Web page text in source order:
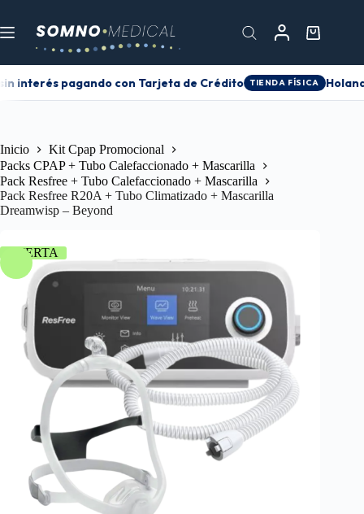
interés pagando con Tarjeta de Crédito TIENDA FÍSICA
Inicio
Kit Cpap Promocional
Packs CPAP + Tubo Calefaccionado + Mascarilla
Pack Resfree + Tubo Calefaccionado + Mascarilla
Pack Resfree R20A + Tubo Climatizado + Mascarilla
Dreamwisp – Beyond
OFERTA